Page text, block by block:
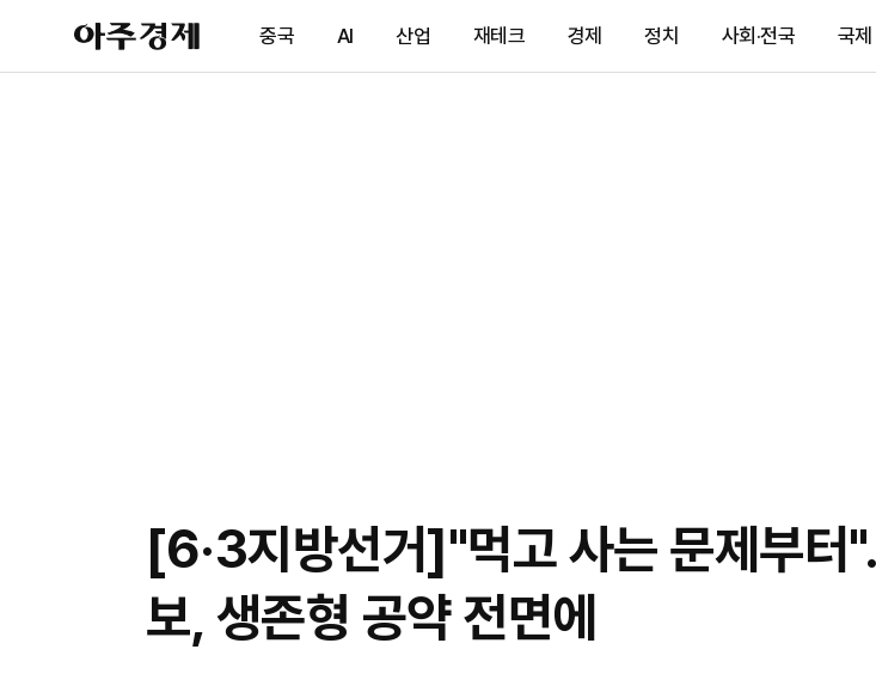
아
주
제
중국 AI 산업 재테크 경제 정치 사회·전국 국제
[6·3지방선거]"먹고 사는 문제부터
보, 생존형 공약 전면에